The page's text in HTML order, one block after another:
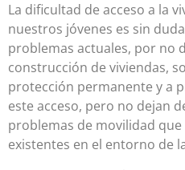
La dificultad de acceso a la
nuestros jóvenes es sin
problemas actuales, por no
construcción de viviendas,
protección permanente y a
este acceso, pero no dejan
problemas de movilidad
existentes en el entorno de